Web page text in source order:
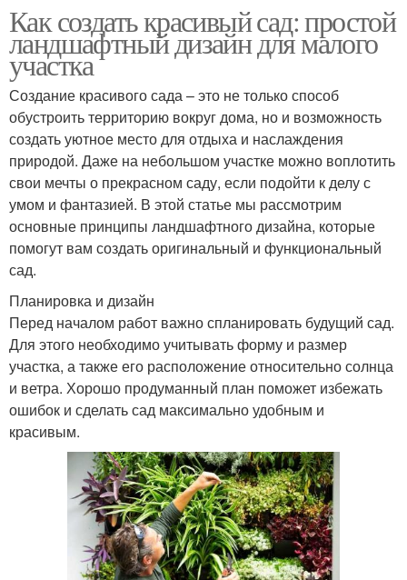
Как создать красивый сад: простой
ландшафтный дизайн для малого
участка
Создание красивого сада – это не только способ
обустроить территорию вокруг дома, но и возможность
создать уютное место для отдыха и наслаждения
природой. Даже на небольшом участке можно воплотить
свои мечты о прекрасном саду, если подойти к делу с
умом и фантазией. В этой статье мы рассмотрим
основные принципы ландшафтного дизайна, которые
помогут вам создать оригинальный и функциональный
сад.
Планировка и дизайн
Перед началом работ важно спланировать будущий сад.
Для этого необходимо учитывать форму и размер
участка, а также его расположение относительно солнца
и ветра. Хорошо продуманный план поможет избежать
ошибок и сделать сад максимально удобным и
красивым.